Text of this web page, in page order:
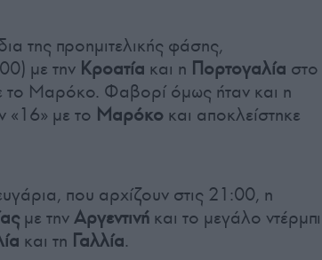
της προημιτελικής φάσης,
με την Κροατία και η Πορτογαλία στο
το Μαρόκο. Φαβορί όμως ήταν και η
«16» με το Μαρόκο και αποκλείστηκε
που αρχίζουν στις 21:00, η
με τηνΑργεντινή και το μεγάλο ντέρμπι
και τη Γαλλία.